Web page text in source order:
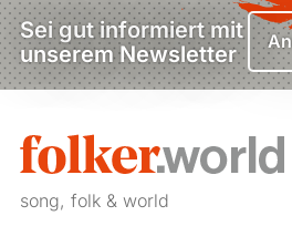
Sei gut informiert mit
unserem Newsletter
song, folk & world